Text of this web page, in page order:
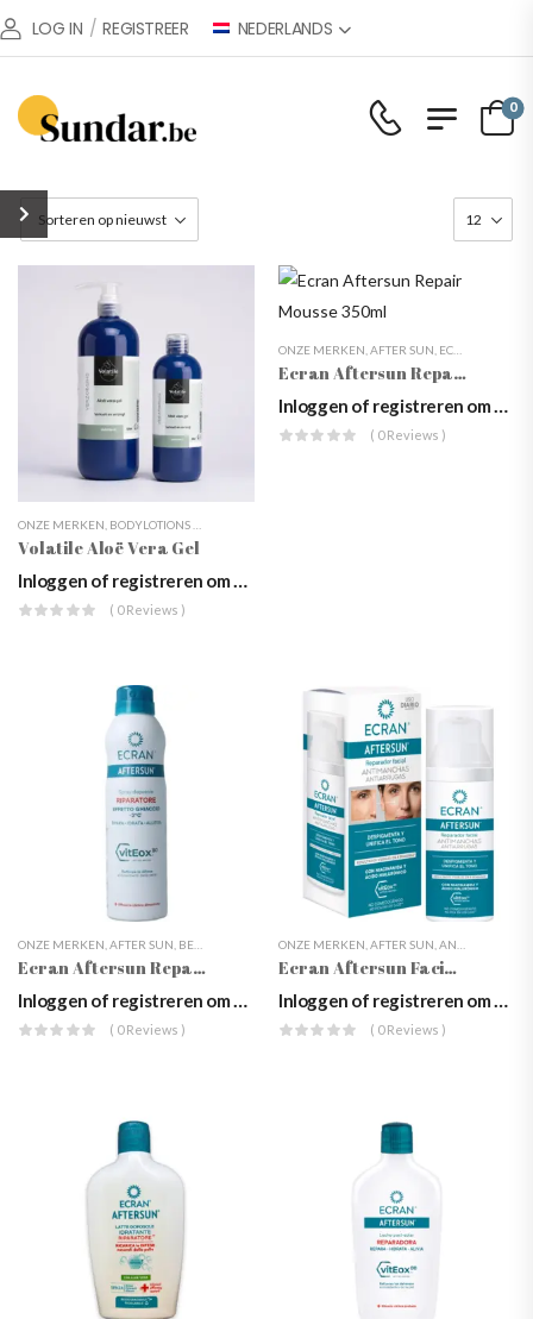
LOG IN / REGISTREER NEDERLANDS
0
ONZE MERKEN BODYLOTIONS & CRÈMES
Volatile Aloë Vera Gel
Inloggen of registreren om prijzen te zien
( 0 Reviews )
ONZE MERKEN AFTER SUN ECRAN
Ecran Aftersun Repair Mousse 350ml
Inloggen of registreren om prijzen te zien
( 0 Reviews )
ONZE MERKEN AFTER SUN BEAUTY LICHAAMSVERZORGING,WEBSHOP
Ecran Aftersun Repair Aerosol 250ml
Inloggen of registreren om prijzen te zien
( 0 Reviews )
ONZE MERKEN AFTER SUN ANTI-PIGMENTVLEKKEN
Ecran Aftersun Facial 50ml
Inloggen of registreren om prijzen te zien
( 0 Reviews )